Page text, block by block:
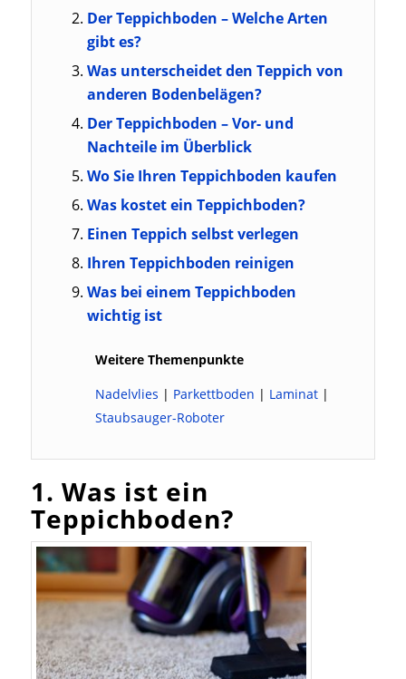
Der Teppichboden – Welche Arten
gibt es?
Was unterscheidet den Teppich von
anderen Bodenbelägen?
Der Teppichboden – Vor- und
Nachteile im Überblick
Wo Sie Ihren Teppichboden kaufen
Was kostet ein Teppichboden?
Einen Teppich selbst verlegen
Ihren Teppichboden reinigen
Was bei einem Teppichboden
wichtig ist
Weitere Themenpunkte
Nadelvlies | Parkettboden | Laminat|
Staubsauger-Roboter
1. Was ist ein
Teppichboden?